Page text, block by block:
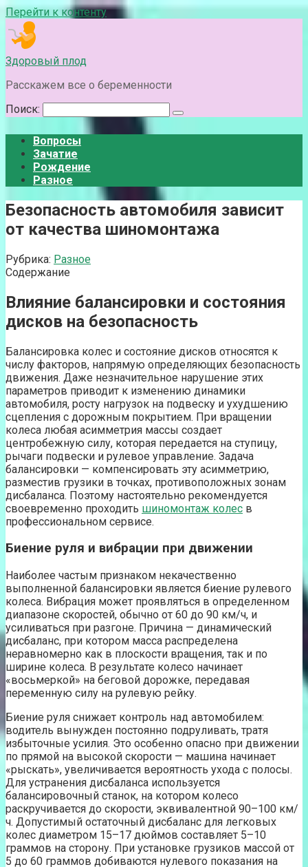
Перейти к контенту
Здоровый плод
Расскажем все о беременности
Поиск:
Вопросы
Зачатие
Рождение
Разное
Безопасность автомобиля зависит
от качества шиномонтажа
Рубрика: Разное
Содержание
Влияние балансировки и состояния
дисков на безопасность
Балансировка колес и состояние дисков относятся к
числу факторов, напрямую определяющих безопасность
движения. Даже незначительное нарушение этих
параметров приводит к изменению динамики
автомобиля, росту нагрузок на подвеску и ухудшению
сцепления с дорожным покрытием. При вращении
колеса любая асимметрия массы создает
центробежную силу, которая передается на ступицу,
рычаги подвески и рулевое управление. Задача
балансировки — компенсировать эту асимметрию,
разместив грузики в точках, противоположных зонам
дисбаланса. Поэтому настоятельно рекомендуется
своевременно проходить шиномонтаж колес в
профессиональном сервисе.
Биение руля и вибрации при движении
Наиболее частым признаком некачественно
выполненной балансировки является биение рулевого
колеса. Вибрация может проявляться в определенном
диапазоне скоростей, обычно от 60 до 90 км/ч, и
усиливаться при разгоне. Причина — динамический
дисбаланс, при котором масса распределена
неравномерно как в плоскости вращения, так и по
ширине колеса. В результате колесо начинает
«восьмеркой» на беговой дорожке, передавая
переменную силу на рулевую рейку.
Биение руля снижает контроль над автомобилем:
водитель вынужден постоянно подруливать, тратя
избыточные усилия. Это особенно опасно при движении
по прямой на высокой скорости — машина начинает
«рыскать», увеличивается вероятность ухода с полосы.
Для устранения дисбаланса используется
балансировочный станок, на котором колесо
раскручивается до скорости, эквивалентной 90–100 км/
ч. Допустимый остаточный дисбаланс для легковых
колес диаметром 15–17 дюймов составляет 5–10
граммов на сторону. При установке грузиков массой от
5 до 60 граммов добиваются нулевого показания на